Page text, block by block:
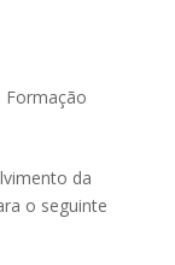
Formação
da
o seguinte